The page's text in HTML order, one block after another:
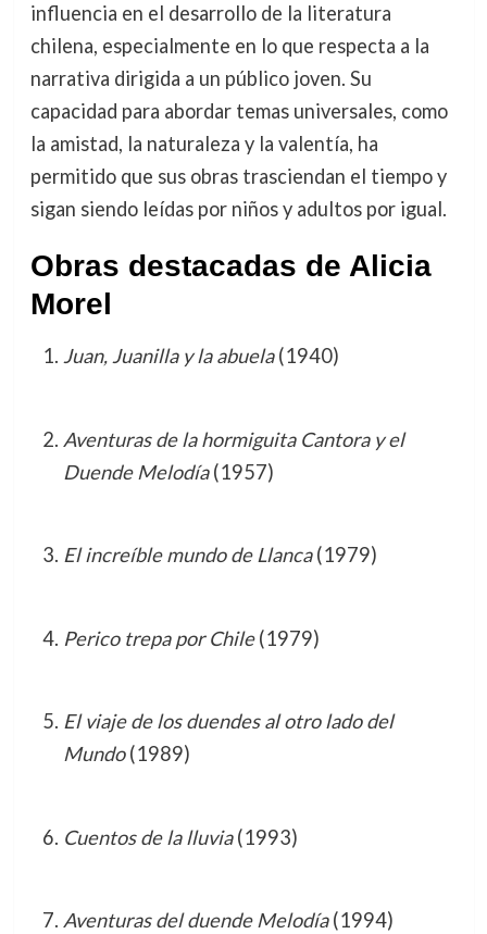
influencia en el desarrollo de la literatura
chilena, especialmente en lo que respecta a la
narrativa dirigida a un público joven. Su
capacidad para abordar temas universales, como
la amistad, la naturaleza y la valentía, ha
permitido que sus obras trasciendan el tiempo y
sigan siendo leídas por niños y adultos por igual.
Obras destacadas de Alicia
Morel
Juan, Juanilla y la abuela(1940)
Aventuras de la hormiguita Cantora y el
Duende Melodía(1957)
El increíble mundo de Llanca(1979)
Perico trepa por Chile(1979)
El viaje de los duendes al otro lado del
Mundo(1989)
Cuentos de la lluvia(1993)
Aventuras del duende Melodía(1994)